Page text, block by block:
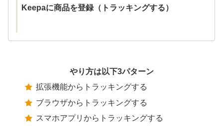
Keepaに商品を登録（トラッキングする）
やり方は以下3パターン
拡張機能からトラッキングする
ブラウザからトラッキングする
スマホアプリからトラッキングする